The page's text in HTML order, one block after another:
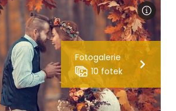
Fotogalerie
10 fotek